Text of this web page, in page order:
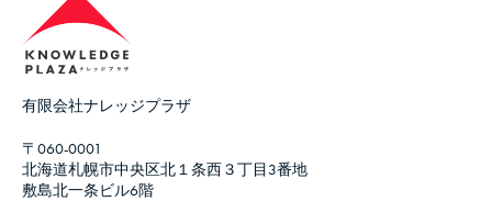
有限会社ナレッジプラザ
〒060-0001
北海道札幌市中央区北１条西３丁目3番地
敷島北一条ビル6階